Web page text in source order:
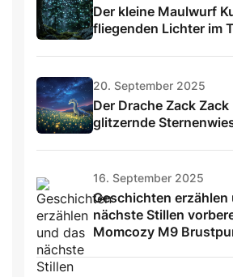
Der kleine Maulwurf
fliegenden Lichter im
20. September 2025
Der Drache Zack
glitzernde
16. September 2025
Geschichten erzählen
nächste Stillen
Momcozy M9